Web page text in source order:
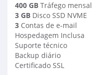
400 GB Tráfego mensal
3 GB Disco SSD NVME
3 Contas de e-mail
Hospedagem Inclusa
Suporte técnico
Backup diário
Certificado SSL